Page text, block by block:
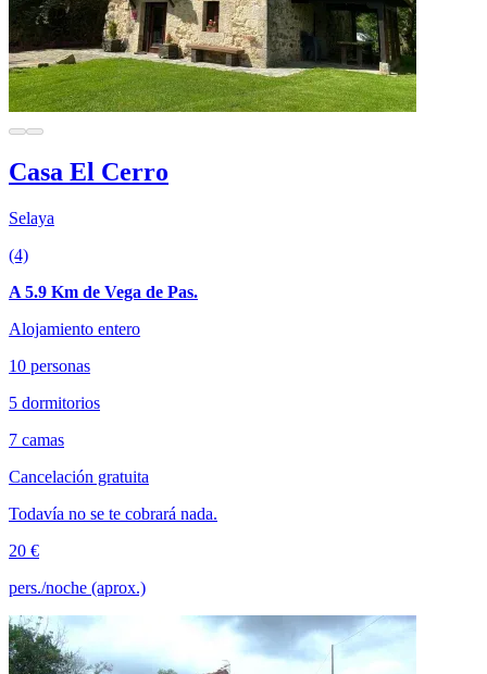
Casa El Cerro
Selaya
(4)
A 5.9 Km de Vega de Pas.
Alojamiento entero
10 personas
5 dormitorios
7 camas
Cancelación gratuita
Todavía no se te cobrará nada.
20 €
pers./noche (aprox.)